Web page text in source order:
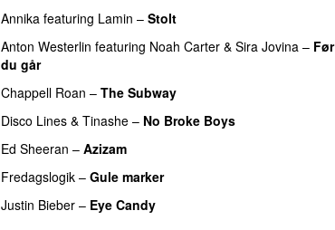
Annika featuring Lamin – Stolt
Anton Westerlin featuring Noah Carter & Sira Jovina – Før
du går
Chappell Roan – The Subway
Disco Lines & Tinashe – No Broke Boys
Ed Sheeran – Azizam
Fredagslogik – Gule marker
Justin Bieber – Eye Candy